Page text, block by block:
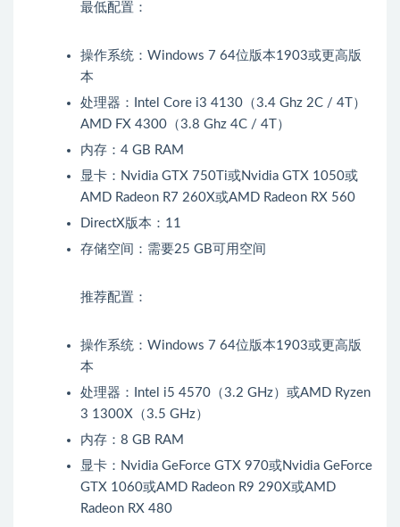
最低配置：
操作系统：Windows 7 64位版本1903或更高版
本
处理器：Intel Core i3 4130（3.4 Ghz 2C / 4T）
AMD FX 4300（3.8 Ghz 4C / 4T）
内存：4 GB RAM
显卡：Nvidia GTX 750Ti或Nvidia GTX 1050或
AMD Radeon R7 260X或AMD Radeon RX 560
DirectX版本：11
存储空间：需要25 GB可用空间
推荐配置：
操作系统：Windows 7 64位版本1903或更高版
本
处理器：Intel i5 4570（3.2 GHz）或AMD Ryzen
3 1300X（3.5 GHz）
内存：8 GB RAM
显卡：Nvidia GeForce GTX 970或Nvidia GeForce
GTX 1060或AMD Radeon R9 290X或AMD
Radeon RX 480